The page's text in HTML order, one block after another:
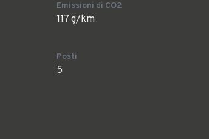
Emissioni di CO2
117 g/km
Posti
5